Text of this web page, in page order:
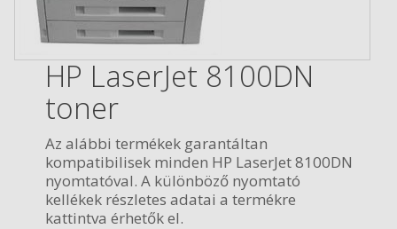
HP LaserJet 8100DN
toner
Az alábbi termékek garantáltan
kompatibilisek minden HP LaserJet 8100DN
nyomtatóval. A különböző nyomtató
kellékek részletes adatai a termékre
kattintva érhetők el.